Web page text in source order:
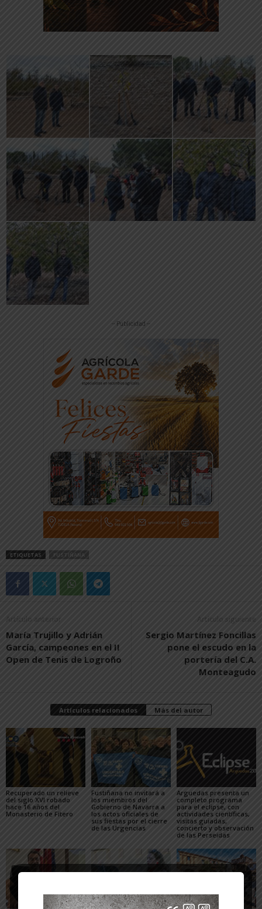
-- Publicidad --
ETIQUETAS FUSTIÑANA
Artículo anterior
María Trujillo y Adrián
García, campeones en el II
Open de Tenis de Logroño
Artículo siguiente
Sergio Martínez Foncillas
pone el escudo en la
portería del C.A.
Monteagudo
Artículos relacionados Más del autor
Recuperado un relieve
del siglo XVI robado
hace 16 años del
Monasterio de Fitero
Fustiñana no invitará a
los miembros del
Gobierno de Navarra a
los actos oficiales de
sus fiestas por el cierre
de las Urgencias
Arguedas presenta un
completo programa
para el eclipse, con
actividades científicas,
visitas guiadas,
concierto y observación
de las Perseidas